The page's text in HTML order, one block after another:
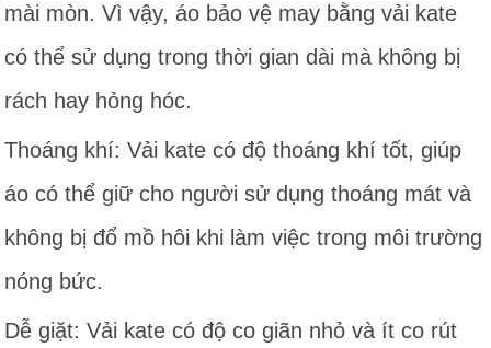
mài mòn. Vì vậy, áo bảo vệ may bằng vải kate
có thể sử dụng trong thời gian dài mà không bị
rách hay hỏng hóc.
Thoáng khí: Vải kate có độ thoáng khí tốt, giúp
áo có thể giữ cho người sử dụng thoáng mát và
không bị đổ mồ hôi khi làm việc trong môi trường
nóng bức.
Dễ giặt: Vải kate có độ co giãn nhỏ và ít co rút